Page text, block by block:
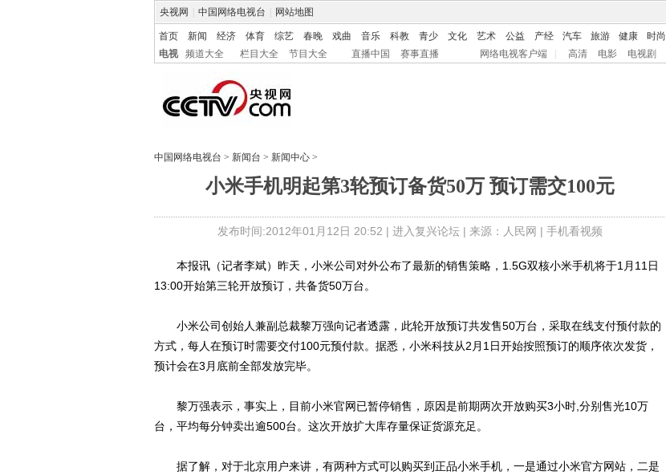
央视网 中国网络电视台 网站地图
首页 新闻 经济 体育 综艺 春晚 戏曲 音乐 科教 青少 文化 艺术 公益 产经 汽车 旅游 健康 时尚
电视
频道大全 栏目大全 节目大全 直播中国 赛事直播 网络电视客户端 高清 电影 电视剧
中国网络电视台 > 新闻台 > 新闻中心 >
小米手机明起第3轮预订备货50万 预订需交100元
发布时间:2012年01月12日 20:52 | 进入复兴论坛| 来源：人民网 | 手机看视频
本报讯（记者李斌）昨天，小米公司对外公布了最新的销售策略，1.5G双核小米手机将于1月11日
13:00开始第三轮开放预订，共备货50万台。
小米公司创始人兼副总裁黎万强向记者透露，此轮开放预订共发售50万台，采取在线支付预付款的
方式，每人在预订时需要交付100元预付款。据悉，小米科技从2月1日开始按照预订的顺序依次发货，
预计会在3月底前全部发放完毕。
黎万强表示，事实上，目前小米官网已暂停销售，原因是前期两次开放购买3小时,分别售光10万
台，平均每分钟卖出逾500台。这次开放扩大库存量保证货源充足。
据了解，对于北京用户来讲，有两种方式可以购买到正品小米手机，一是通过小米官方网站，二是